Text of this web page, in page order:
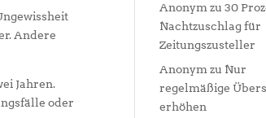
Andere
Jahren.
oder
Anonym zu30
Nachtzuschlag für
Zeitungszusteller
Anonym zu Nur
regelmäßige
erhöhen